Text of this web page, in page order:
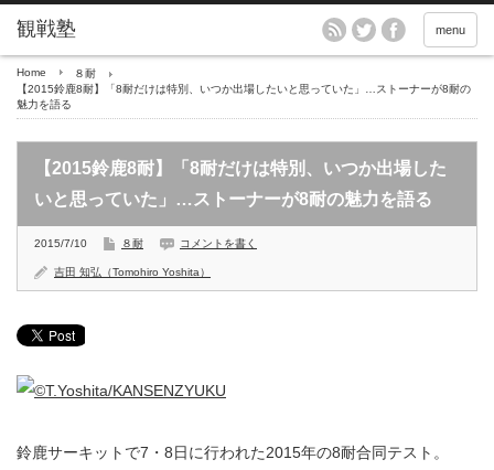
menu
Home
８耐
【2015鈴鹿8耐】「8耐だけは特別、いつか出場したいと思っていた」…ストーナーが8耐の
魅力を語る
【2015鈴鹿8耐】「8耐だけは特別、いつか出場した
いと思っていた」…ストーナーが8耐の魅力を語る
2015/7/10 ８耐 コメントを書く
吉田 知弘（Tomohiro Yoshita）
鈴鹿サーキットで7・8日に行われた2015年の8耐合同テスト。